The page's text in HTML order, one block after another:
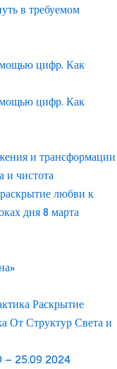
в требуемом
цифр. Как
цифр. Как
и трансформации
и чистота
любви к
дня 8 марта
Раскрытие
От Структур Света и
– 25.09 2024